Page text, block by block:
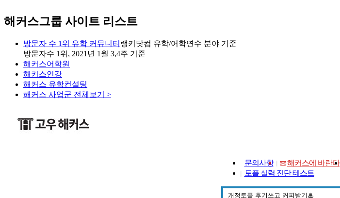
해커스그룹 사이트 리스트
방문자 수 1위 유학 커뮤니티 랭키닷컴 유학/어학연수 분야 기준
방문자수 1위, 2021년 1월 3,4주 기준
해커스어학원
해커스인강
해커스 유학컨설팅
해커스 사업군 전체보기 >
문의사항 해커스에 바란다
토플 실력 진단 테스트